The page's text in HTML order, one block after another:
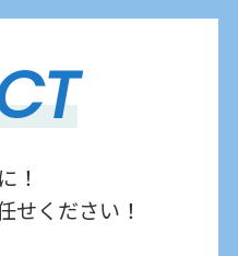
！
せください！